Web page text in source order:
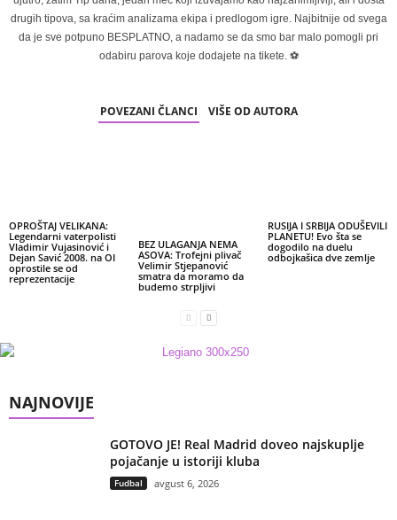
drugih tipova, sa kraćim analizama ekipa i predlogom igre. Najbitnije od svega
da je sve potpuno BESPLATNO, a nadamo se da smo bar malo pomogli pri
odabiru parova koje dodajete na tikete. ⚽
POVEZANI ČLANCI VIŠE OD AUTORA
OPROŠTAJ VELIKANA:
Legendarni vaterpolisti
Vladimir Vujasinović i
Dejan Savić 2008. na OI
oprostile se od
reprezentacije
BEZ ULAGANJA NEMA
ASOVA: Trofejni plivač
Velimir Stjepanović
smatra da moramo da
budemo strpljivi
RUSIJA I SRBIJA ODUŠEVILI
PLANETU! Evo šta se
dogodilo na duelu
odbojkašica dve zemlje
NAJNOVIJE
GOTOVO JE! Real Madrid doveo najskuplje
pojačanje u istoriji kluba
Fudbal avgust 6, 2026